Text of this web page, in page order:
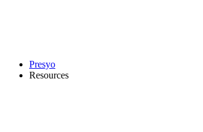
Presyo
Resources